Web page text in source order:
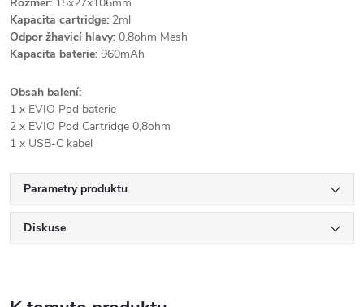
Kapacita cartridge: 2ml
Odpor žhavicí hlavy: 0,8ohm Mesh
Kapacita baterie: 960mAh
Obsah balení:
1 x EVIO Pod baterie
2 x EVIO Pod Cartridge 0,8ohm
1 x USB-C kabel
Parametry produktu
Diskuse